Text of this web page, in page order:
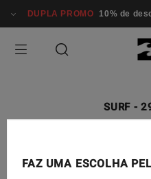
DUPLA PROMO 10% de
SURF -
SHARE
FAZ UMA ESCOLHA